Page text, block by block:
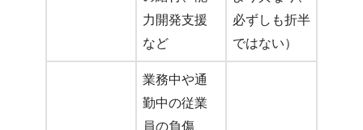
力開発支援
など
必ずしも折半
ではない）
業務中や通
勤中の従業
員の負傷、